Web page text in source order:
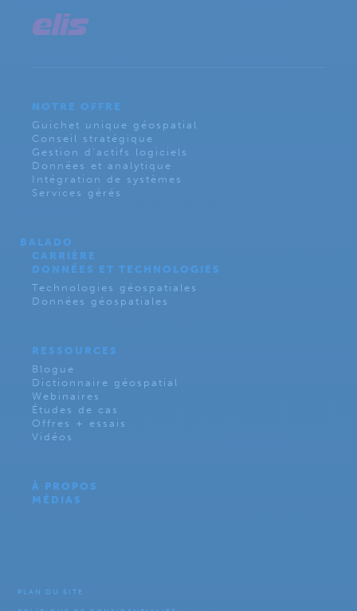
NOTRE OFFRE
Guichet unique géospatial
Conseil stratégique
Gestion d’actifs logiciels
Données et analytique
Intégration de systèmes
Services gérés
BALADO
CARRIÈRE
DONNÉES ET TECHNOLOGIES
Technologies géospatiales
Données géospatiales
RESSOURCES
Blogue
Dictionnaire géospatial
Webinaires
Études de cas
Offres + essais
Vidéos
À PROPOS
MÉDIAS
PLAN DU SITE